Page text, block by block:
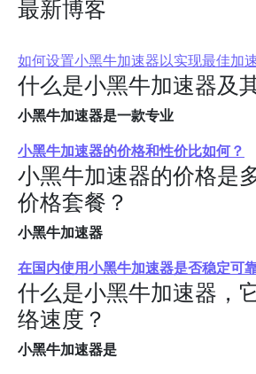
最新博客
如何设置小黑牛加速器以实现最佳加
什么是小黑牛加速器及
小黑牛加速器是一款专业
小黑牛加速器的价格和性价比如何？
小黑牛加速器的价格是
价格套餐？
小黑牛加速器
在国内使用小黑牛加速器是否稳定可
什么是小黑牛加速器，
络速度？
小黑牛加速器是